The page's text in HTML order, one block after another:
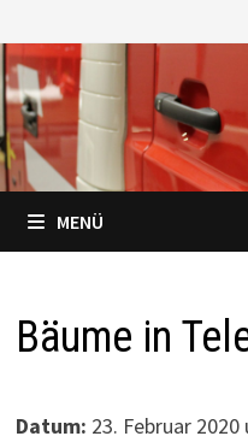
Inhalt
springen
MENÜ
Bäume in
Datum: 23. Februar